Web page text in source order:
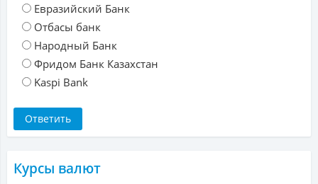
Евразийский Банк
Отбасы банк
Народный Банк
Фридом Банк Казахстан
Kaspi Bank
Курсы валют